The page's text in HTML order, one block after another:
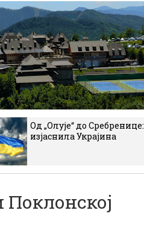
Од „Олује“ до
изјаснила Украјина